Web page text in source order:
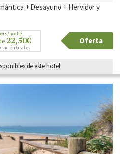
+ Desayuno + Hervidor y
noche
22,50€
Gratis
Oferta
de este hotel